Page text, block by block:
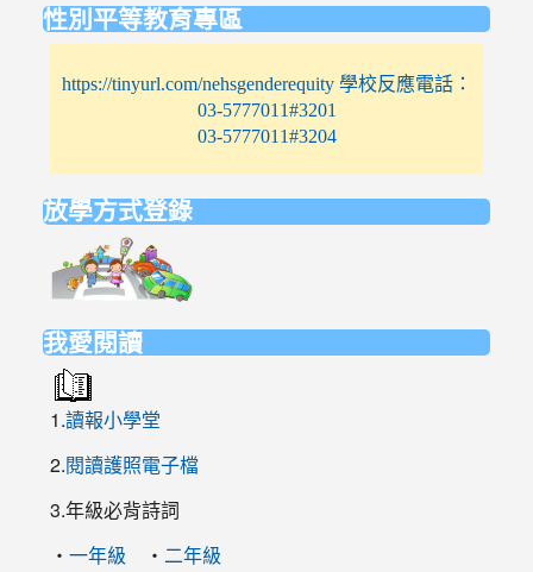
性別平等教育專區
https://tinyurl.com/nehsgenderequity 學校反應電話：
03-5777011#3201
03-5777011#3204
放學方式登錄
https://elem.nehs.hc.edu.tw/traffic/
我愛閱讀
1.讀報小學堂
2.閱讀護照電子檔
3.年級必背詩詞
‧ 一年級 ‧ 二年級